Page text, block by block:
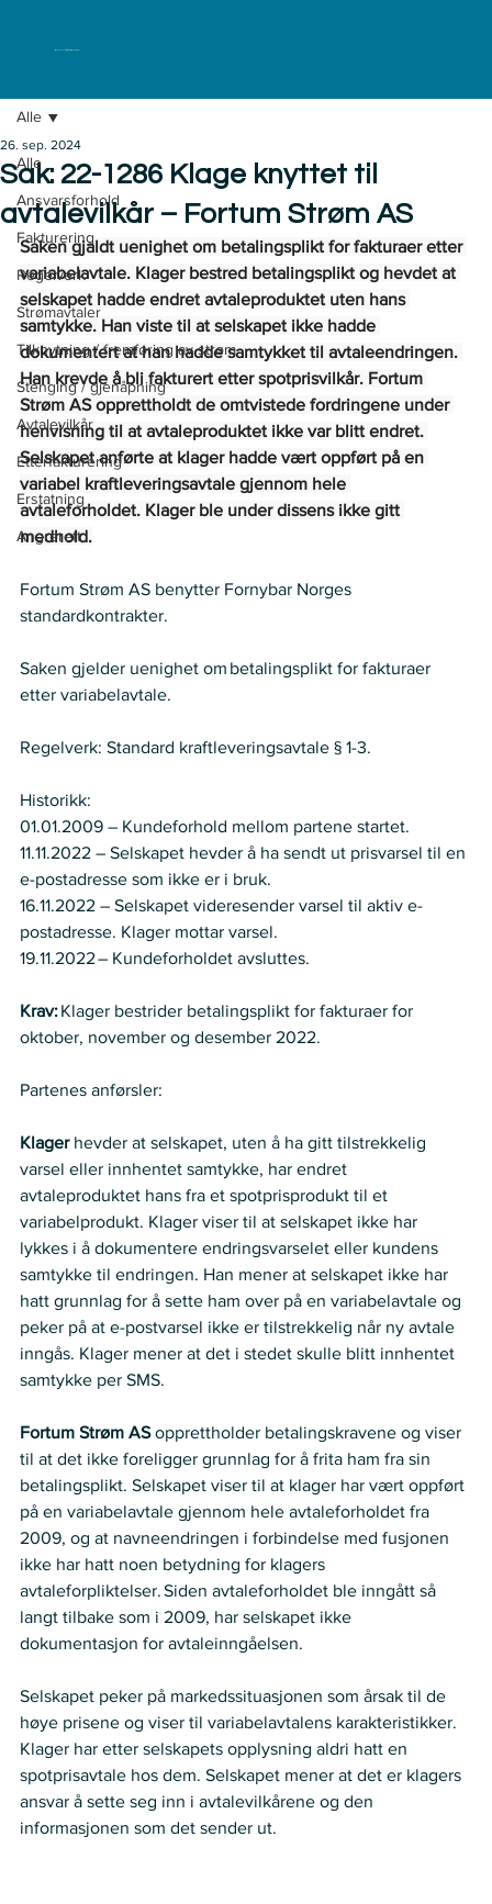
ELKLAGENEMNDA
Alle
Ansvarsforhold
Fakturering
Regelverk
Strømavtaler
Tilknytning / fremføring av strøm
Stenging / gjenåpning
Avtalevilkår
Etterfakturering
Erstatning
Angrerett
Alle
Sak: 22-1286 Klage knyttet til
avtalevilkår – Fortum Strøm AS
26. sep. 2024
Saken gjaldt uenighet om betalingsplikt for fakturaer etter
variabelavtale. Klager bestred betalingsplikt og hevdet at
selskapet hadde endret avtaleproduktet uten hans
samtykke. Han viste til at selskapet ikke hadde
dokumentert at han hadde samtykket til avtaleendringen.
Han krevde å bli fakturert etter spotprisvilkår. Fortum
Strøm AS opprettholdt de omtvistede fordringene under
henvisning til at avtaleproduktet ikke var blitt endret.
Selskapet anførte at klager hadde vært oppført på en
variabel kraftleveringsavtale gjennom hele
avtaleforholdet. Klager ble under dissens ikke gitt
medhold.
Fortum Strøm AS benytter Fornybar Norges
standardkontrakter.
Saken gjelder uenighet om betalingsplikt for fakturaer
etter variabelavtale.
Regelverk: Standard kraftleveringsavtale § 1-3.
Historikk:
01.01.2009 – Kundeforhold mellom partene startet.
11.11.2022 – Selskapet hevder å ha sendt ut prisvarsel til en
e-postadresse som ikke er i bruk.
16.11.2022 – Selskapet videresender varsel til aktiv e-
postadresse. Klager mottar varsel.
19.11.2022 – Kundeforholdet avsluttes.
Krav: Klager bestrider betalingsplikt for fakturaer for
oktober, november og desember 2022.
Partenes anførsler:
Klager hevder at selskapet, uten å ha gitt tilstrekkelig
varsel eller innhentet samtykke, har endret
avtaleproduktet hans fra et spotprisprodukt til et
variabelprodukt. Klager viser til at selskapet ikke har
lykkes i å dokumentere endringsvarselet eller kundens
samtykke til endringen. Han mener at selskapet ikke har
hatt grunnlag for å sette ham over på en variabelavtale og
peker på at e-postvarsel ikke er tilstrekkelig når ny avtale
inngås. Klager mener at det i stedet skulle blitt innhentet
samtykke per SMS.
Fortum Strøm AS opprettholder betalingskravene og viser
til at det ikke foreligger grunnlag for å frita ham fra sin
betalingsplikt. Selskapet viser til at klager har vært oppført
på en variabelavtale gjennom hele avtaleforholdet fra
2009, og at navneendringen i forbindelse med fusjonen
ikke har hatt noen betydning for klagers
avtaleforpliktelser. Siden avtaleforholdet ble inngått så
langt tilbake som i 2009, har selskapet ikke
dokumentasjon for avtaleinngåelsen.
Selskapet peker på markedssituasjonen som årsak til de
høye prisene og viser til variabelavtalens karakteristikker.
Klager har etter selskapets opplysning aldri hatt en
spotprisavtale hos dem. Selskapet mener at det er klagers
ansvar å sette seg inn i avtalevilkårene og den
informasjonen som det sender ut.